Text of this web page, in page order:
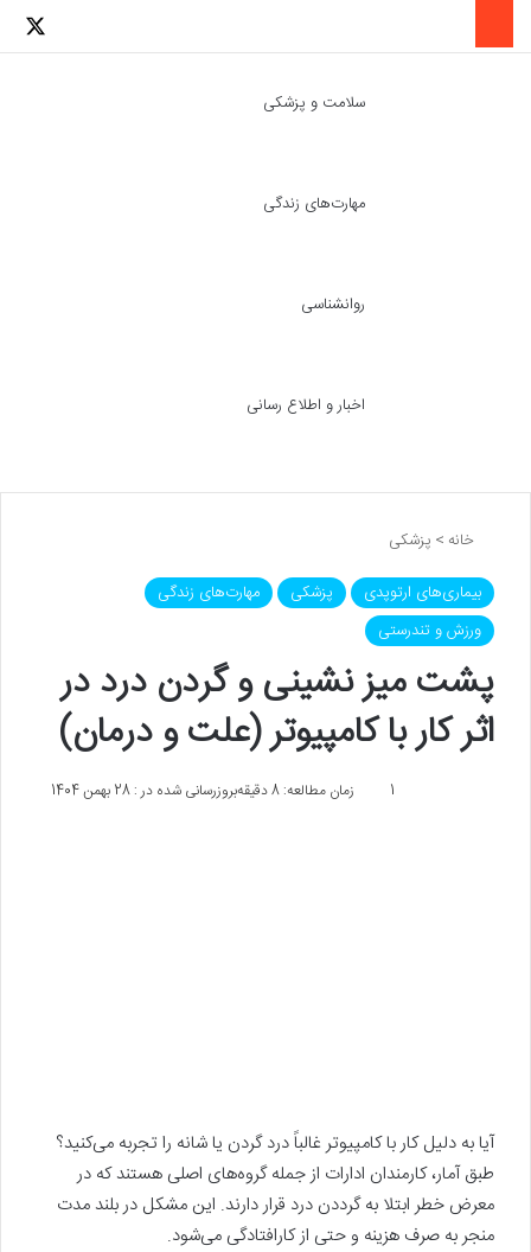
لینکدین
سلامت و پزشکی
مهارت‌های زندگی
روانشناسی
اخبار و اطلاع رسانی
خانه > پزشکی
بیماری‌های ارتوپدی
پزشکی
مهارت‌های زندگی
ورزش و تندرستی
پشت میز نشینی و گردن درد در
اثر کار با کامپیوتر (علت و درمان)
بروزرسانی شده در : 28 بهمن 1404 1 زمان مطالعه: 8 دقیقه
آیا به دلیل کار با کامپیوتر غالباً درد گردن یا شانه را تجربه‌ می‌کنید؟
طبق آمار، کارمندان ادارات از جمله گروه‌های اصلی هستند که در
معرض خطر ابتلا به گرددن درد قرار دارند. این مشکل در بلند مدت
منجر به صرف هزینه و حتی از کارافتادگی‌ می‌شود.